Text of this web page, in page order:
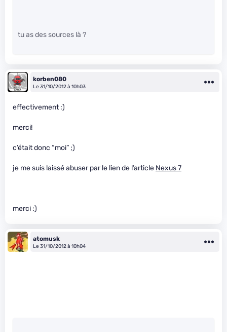
tu as des sources là ?
korben080
Le 31/10/2012 à 10h03
effectivement :)
merci!
c’était donc “moi” ;)
je me suis laissé abuser par le lien de l’article Nexus 7
merci :)
atomusk
Le 31/10/2012 à 10h04